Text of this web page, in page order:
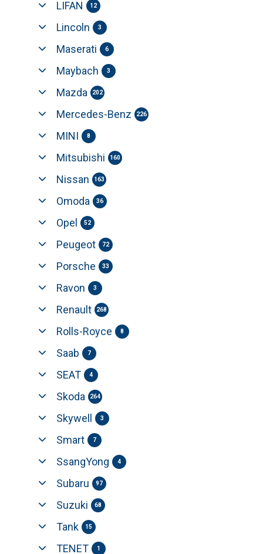
LIFAN 12
Lincoln 3
Maserati 6
Maybach 3
Mazda 202
Mercedes-Benz 226
MINI 8
Mitsubishi 160
Nissan 163
Omoda 36
Opel 52
Peugeot 72
Porsche 33
Ravon 3
Renault 268
Rolls-Royce 8
Saab 7
SEAT 4
Skoda 264
Skywell 3
Smart 7
SsangYong 4
Subaru 97
Suzuki 68
Tank 15
TENET 1